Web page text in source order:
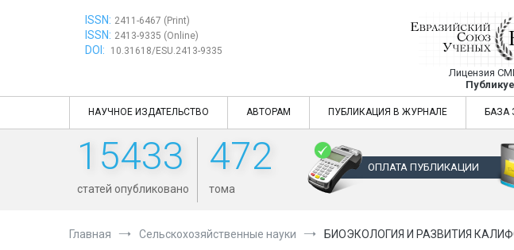
ISSN: 2411-6467 (Print)
ISSN: 2413-9335 (Online)
DOI: 10.31618/ESU.2413-9335
Евразийский
Лицензия
Евразийский Союз Ученых —
НАУЧНОЕ ИЗДАТЕЛЬСТВО АВТОРАМ ПУБЛИКАЦИЯ В ЖУРНАЛЕ БАЗА
15433
статей опубликовано
472
тома
ОПЛАТА ПУБЛИКАЦИИ
Главная Сельскохозяйственные науки БИОЭКОЛОГИЯ И РАЗВИТИЯ